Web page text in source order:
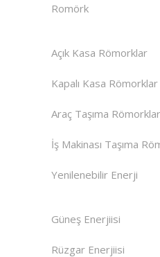
Romörk
Açık Kasa Römorklar
Kapalı Kasa Römorklar
Araç Taşıma
İş Makinası Taşıma
Yenilenebilir Enerji
Güneş Enerjiisi
Rüzgar Enerjiisi